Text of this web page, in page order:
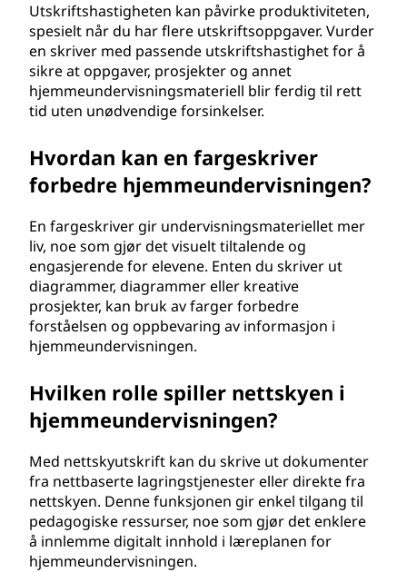
Utskriftshastigheten kan påvirke produktiviteten,
spesielt når du har flere utskriftsoppgaver. Vurder
en skriver med passende utskriftshastighet for å
sikre at oppgaver, prosjekter og annet
hjemmeundervisningsmateriell blir ferdig til rett
tid uten unødvendige forsinkelser.
Hvordan kan en fargeskriver
forbedre hjemmeundervisningen?
En fargeskriver gir undervisningsmateriellet mer
liv, noe som gjør det visuelt tiltalende og
engasjerende for elevene. Enten du skriver ut
diagrammer, diagrammer eller kreative
prosjekter, kan bruk av farger forbedre
forståelsen og oppbevaring av informasjon i
hjemmeundervisningen.
Hvilken rolle spiller nettskyen i
hjemmeundervisningen?
Med nettskyutskrift kan du skrive ut dokumenter
fra nettbaserte lagringstjenester eller direkte fra
nettskyen. Denne funksjonen gir enkel tilgang til
pedagogiske ressurser, noe som gjør det enklere
å innlemme digitalt innhold i læreplanen for
hjemmeundervisningen.